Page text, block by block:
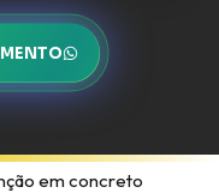
em concreto